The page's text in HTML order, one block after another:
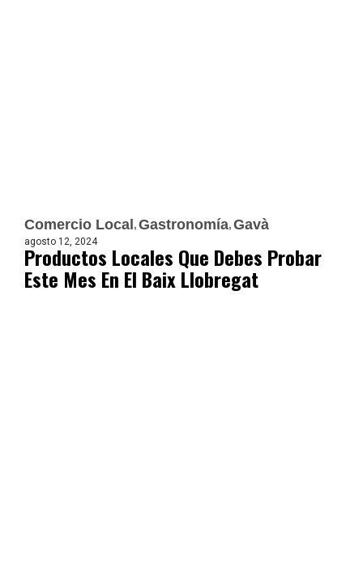
Comercio Local Gastronomía Gavà
agosto 12, 2024
Productos Locales Que Debes Probar
Este Mes En El Baix Llobregat